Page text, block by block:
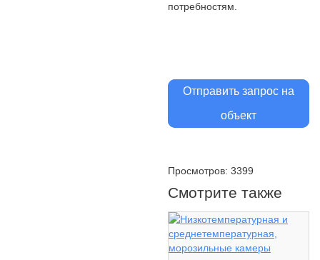
потребностям.
Отправить запрос на
объект
Просмотров: 3399
Смотрите также